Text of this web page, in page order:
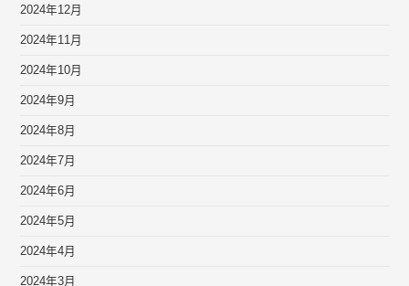
2024年12月
2024年11月
2024年10月
2024年9月
2024年8月
2024年7月
2024年6月
2024年5月
2024年4月
2024年3月